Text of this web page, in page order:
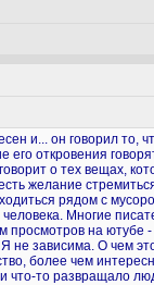
и... он говорил то,
его откровения
о тех вещах,
желание
рядом с
Многие
просмотров на ютубе
не зависима. О чем
более чем
что-то развращало